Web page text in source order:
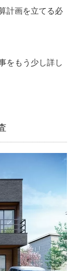
計画を立てる必
をもう少し詳し